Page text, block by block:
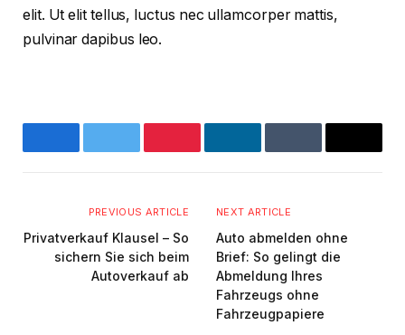
elit. Ut elit tellus, luctus nec ullamcorper mattis,
pulvinar dapibus leo.
FacebookTwitter PinterestLinkedInTumblr Email
PREVIOUS ARTICLE
Privatverkauf Klausel – So
sichern Sie sich beim
Autoverkauf ab
NEXT ARTICLE
Auto abmelden ohne
Brief: So gelingt die
Abmeldung Ihres
Fahrzeugs ohne
Fahrzeugpapiere